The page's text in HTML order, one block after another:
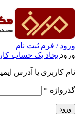
ورود / فرم ثبت نام
ورود ایجاد یک حساب
نام کاربری یا آدرس
گذرواژه *
ورود